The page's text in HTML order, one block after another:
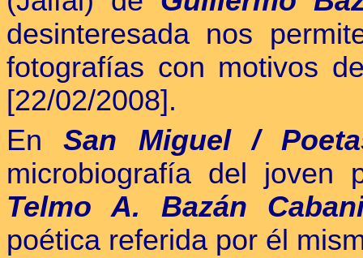
desinteresada nos
fotografías con motivos
[22/02/2008].
EnSan Miguel /
microbiografía del joven
Telmo A. Bazán
poética referida por él